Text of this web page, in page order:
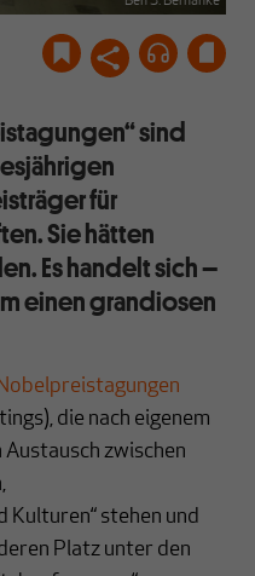
sind
für
Sie hätten
Es handelt sich –
einen grandiosen
die nach eigenem
zwischen
Kulturen“ stehen und
Platz unter den